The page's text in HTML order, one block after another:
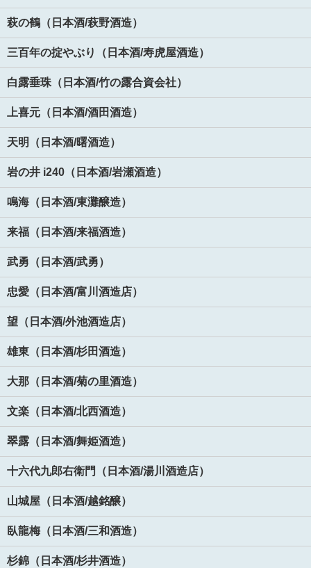
萩の鶴（日本酒/萩野酒造）
三百年の掟やぶり（日本酒/寿虎屋酒造）
白露垂珠（日本酒/竹の露合資会社）
上喜元（日本酒/酒田酒造）
天明（日本酒/曙酒造）
岩の井 i240（日本酒/岩瀬酒造）
鳴海（日本酒/東灘醸造）
来福（日本酒/来福酒造）
武勇（日本酒/武勇）
忠愛（日本酒/富川酒造店）
望（日本酒/外池酒造店）
雄東（日本酒/杉田酒造）
大那（日本酒/菊の里酒造）
文楽（日本酒/北西酒造）
翠露（日本酒/舞姫酒造）
十六代九郎右衛門（日本酒/湯川酒造店）
山城屋（日本酒/越銘醸）
臥龍梅（日本酒/三和酒造）
杉錦（日本酒/杉井酒造）